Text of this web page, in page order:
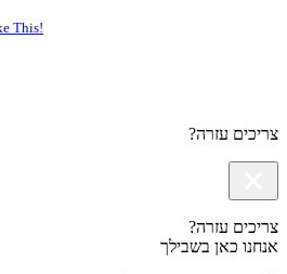
This!
צריכים עזרה?
צריכים עזרה?
אנחנו כאן בשבילך